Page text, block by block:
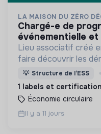
LA MAISON DU ZÉRO
chargé-e de programmation
événementielle et
Lieu associatif créé
faire découvrir les
gaspillage et passer
💡 Structure de l’ESS
1 labels et
Économie circulaire
Il y a 11 jours